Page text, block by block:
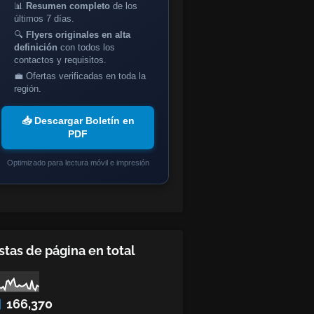
📊 Resumen completo de los
últimos 7 días.
🔍 Flyers originales en alta
definición con todos los
contactos y requisitos.
💼 Ofertas verificadas en toda la
región.
📥 Descargar Boletín en
PDF
Optimizado para lectura móvil e impresión
de página en total
166,370